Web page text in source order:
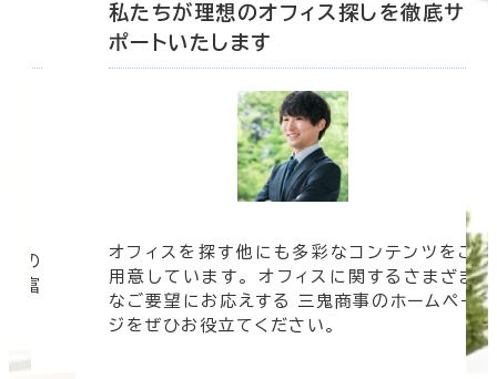
の
豊富
私たちが理想のオフィス探しを徹底サ
ポートいたします
オフィスを探す他にも多彩なコンテンツをご
用意しています。 オフィスに関するさまざま
なご要望にお応えする 三鬼商事のホームペー
ジをぜひお役立てください。